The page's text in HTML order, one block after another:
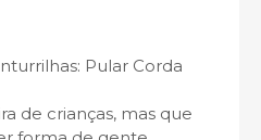
Pular Corda
de crianças, mas que